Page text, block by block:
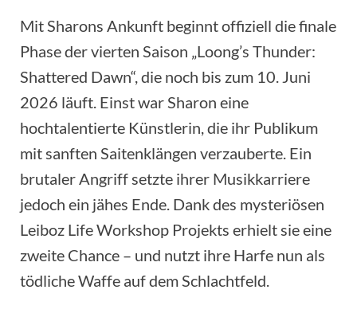
Mit Sharons Ankunft beginnt offiziell die finale
Phase der vierten Saison „Loong’s Thunder:
Shattered Dawn“, die noch bis zum 10. Juni
2026 läuft. Einst war Sharon eine
hochtalentierte Künstlerin, die ihr Publikum
mit sanften Saitenklängen verzauberte. Ein
brutaler Angriff setzte ihrer Musikkarriere
jedoch ein jähes Ende. Dank des mysteriösen
Leiboz Life Workshop Projekts erhielt sie eine
zweite Chance – und nutzt ihre Harfe nun als
tödliche Waffe auf dem Schlachtfeld.